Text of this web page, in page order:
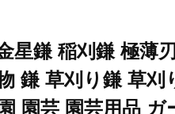
星鎌 稲刈鎌 極薄
鎌 草刈り鎌 草
園芸 園芸用品